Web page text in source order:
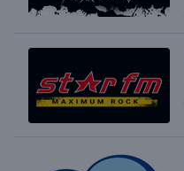
Chapters
Chapters
Descriptions